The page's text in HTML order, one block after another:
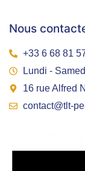
Nous
+33 6 68 81
Lundi -
16 rue Alfred
contact@tlt-